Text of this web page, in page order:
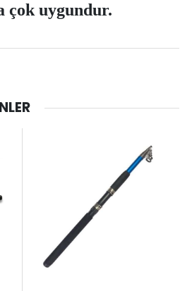
çok uygundur.